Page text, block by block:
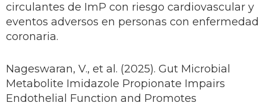
circulantes de ImP con riesgo cardiovascular y
eventos adversos en personas con enfermedad
coronaria.
Nageswaran, V., et al. (2025). Gut Microbial
Metabolite Imidazole Propionate Impairs
Endothelial Function and Promotes